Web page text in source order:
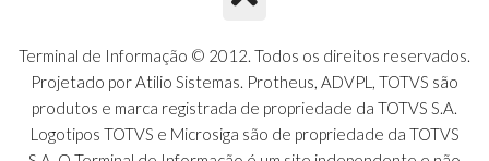
MV_2GNOINC
MV_320SLD
MV_325PMDA
MV_330ATCM
MV_340LOCK
Terminal de Informação © 2012. Todos os direitos reservados.
Projetado por Atilio Sistemas. Protheus, ADVPL, TOTVS são
produtos e marca registrada de propriedade da TOTVS S.A.
Logotipos TOTVS e Microsiga são de propriedade da TOTVS